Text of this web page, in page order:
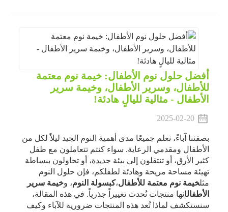
أفضل حلول نوم الأطفال: خيمة نوم معتمة
للأطفال، وسرير الأطفال، وخيمة سرير
الأطفال - مثالية لليالٍ هادئة!
2025-02-20
بصفتنا آباءً، نعلم جميعًا مدى أهمية النوم الجيد ليلاً لكل من
الأطفال ومقدمي الرعاية. سواء كنتم تتعاملون مع طفل
كثير الأرق، أو تنتقلون إلى بيئة جديدة، أو تحاولون ببساطة
تهيئة مساحة مريحة وهادئة لطفلكم، فإن حلول النوم
مثلخيمة نوم معتمة للأطفال،كبسولة النوم، وخيمة سرير
الأطفالإنها منتجات تُحدث تغييراً جذرياً. في هذه المقالة،
سنستكشف لماذا تُعد هذه المنتجات ضرورية للآباء وكيف